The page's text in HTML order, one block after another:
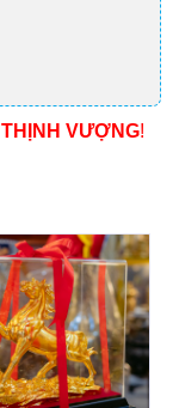
THỊNH VƯỢNG!